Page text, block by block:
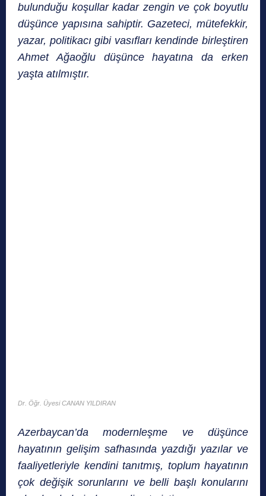
bulunduğu koşullar kadar zengin ve çok boyutlu
düşünce yapısına sahiptir. Gazeteci, mütefekkir,
yazar, politikacı gibi vasıfları kendinde birleştiren
Ahmet Ağaoğlu düşünce hayatına da erken
yaşta atılmıştır.
Dr. Öğr. Üyesi CANAN YILDIRAN
Azerbaycan’da modernleşme ve düşünce
hayatının gelişim safhasında yazdığı yazılar ve
faaliyetleriyle kendini tanıtmış, toplum hayatının
çok değişik sorunlarını ve belli başlı konularını